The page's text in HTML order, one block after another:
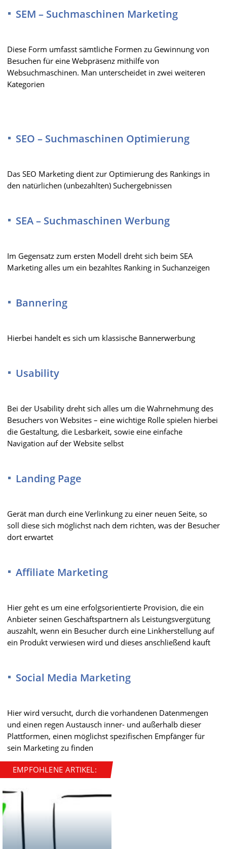
SEM – Suchmaschinen Marketing
Diese Form umfasst sämtliche Formen zu Gewinnung von
Besuchen für eine Webpräsenz mithilfe von
Websuchmaschinen. Man unterscheidet in zwei weiteren
Kategorien
SEO – Suchmaschinen Optimierung
Das SEO Marketing dient zur Optimierung des Rankings in
den natürlichen (unbezahlten) Suchergebnissen
SEA – Suchmaschinen Werbung
Im Gegensatz zum ersten Modell dreht sich beim SEA
Marketing alles um ein bezahltes Ranking in Suchanzeigen
Bannering
Hierbei handelt es sich um klassische Bannerwerbung
Usability
Bei der Usability dreht sich alles um die Wahrnehmung des
Besuchers von Websites – eine wichtige Rolle spielen hierbei
die Gestaltung, die Lesbarkeit, sowie eine einfache
Navigation auf der Website selbst
Landing Page
Gerät man durch eine Verlinkung zu einer neuen Seite, so
soll diese sich möglichst nach dem richten, was der Besucher
dort erwartet
Affiliate Marketing
Hier geht es um eine erfolgsorientierte Provision, die ein
Anbieter seinen Geschäftspartnern als Leistungsvergütung
auszahlt, wenn ein Besucher durch eine Linkherstellung auf
ein Produkt verwiesen wird und dieses anschließend kauft
Social Media Marketing
Hier wird versucht, durch die vorhandenen Datenmengen
und einen regen Austausch inner- und außerhalb dieser
Plattformen, einen möglichst spezifischen Empfänger für
sein Marketing zu finden
EMPFOHLENE ARTIKEL: